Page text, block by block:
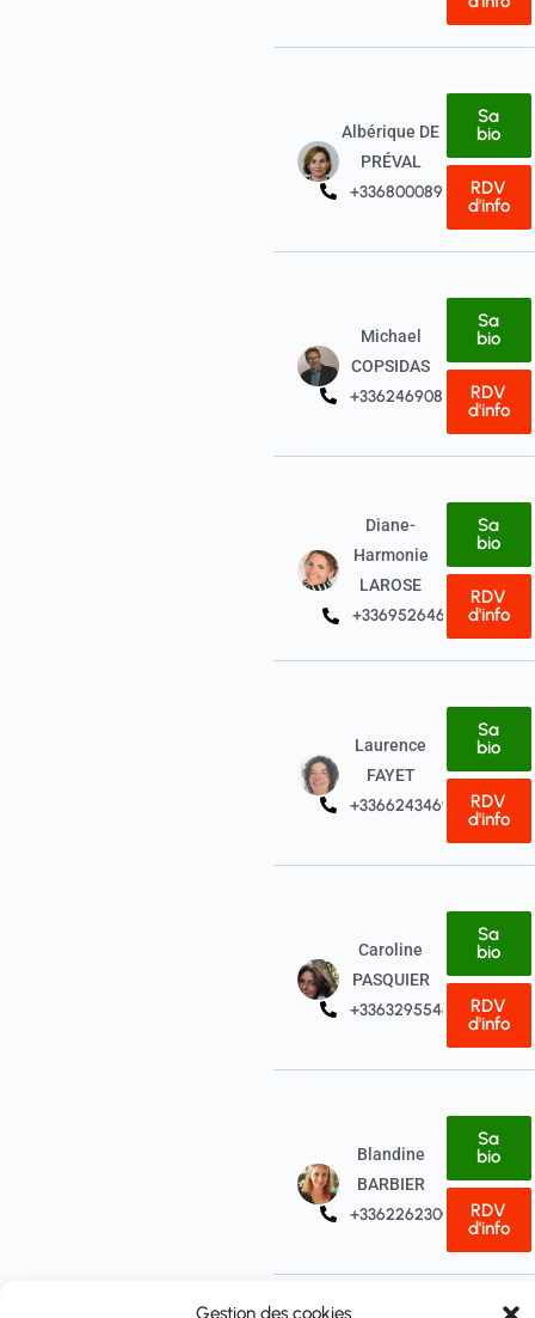
Gestion des cookies
Albérique DE
PRÉVAL
+33680008940
Sa
bio
RDV
d'info
Michael
COPSIDAS
+33624690823
Sa
bio
RDV
d'info
Diane-
Harmonie
LAROSE
+33695264618
Sa
bio
RDV
d'info
Laurence
FAYET
+33662434697
Sa
bio
RDV
d'info
Caroline
PASQUIER
+33632955468
Sa
bio
RDV
d'info
Blandine
BARBIER
+33622623006
Sa
bio
RDV
d'info